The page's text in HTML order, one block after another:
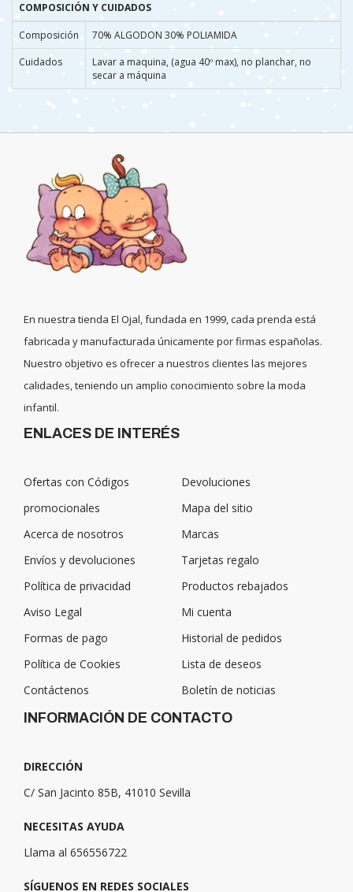
COMPOSICIÓN Y CUIDADOS
Composición
70% ALGODON 30% POLIAMIDA
Cuidados
Lavar a maquina, (agua 40º max), no planchar, no
secar a máquina
En nuestra tienda El Ojal, fundada en 1999, cada prenda está
fabricada y manufacturada únicamente por firmas españolas.
Nuestro objetivo es ofrecer a nuestros clientes las mejores
calidades, teniendo un amplio conocimiento sobre la moda
infantil.
ENLACES DE INTERÉS
Ofertas con Códigos
promocionales
Acerca de nosotros
Envíos y devoluciones
Política de privacidad
Aviso Legal
Formas de pago
Política de Cookies
Contáctenos
Devoluciones
Mapa del sitio
Marcas
Tarjetas regalo
Productos rebajados
Mi cuenta
Historial de pedidos
Lista de deseos
Boletín de noticias
INFORMACIÓN DE CONTACTO
DIRECCIÓN
C/ San Jacinto 85B, 41010 Sevilla
NECESITAS AYUDA
Llama al 656556722
SÍGUENOS EN REDES SOCIALES